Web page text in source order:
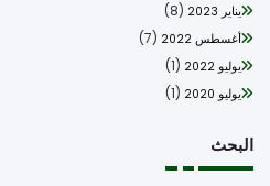
يناير 2023 (8)
أغسطس 2022 (7)
يوليو 2022 (1)
يوليو 2020 (1)